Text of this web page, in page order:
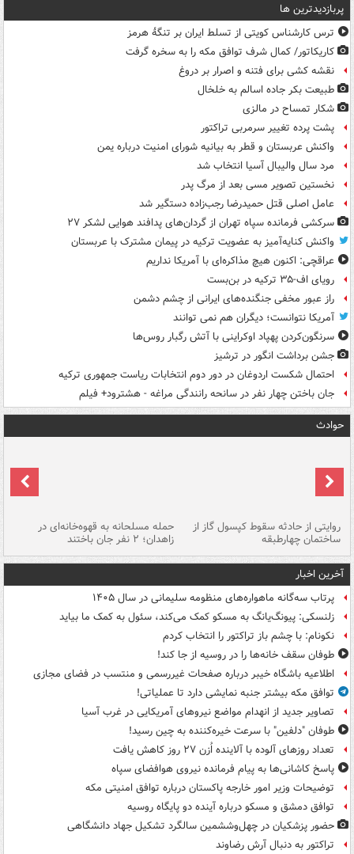
پربازدیدترین ها
ترس کارشناس کویتی از تسلط ایران بر تنگۀ هرمز
کاریکاتور/ کمال شرف توافق مکه را به سخره گرفت
نقشه کشی برای فتنه و اصرار بر دروغ
طبیعت بکر جاده اسالم به خلخال
شکار تمساح در مالزی
پشت پرده تغییر سرمربی تراکتور
واکنش عربستان و قطر به بیانیه شورای امنیت درباره یمن
مرد سال والیبال آسیا انتخاب شد
نخستین تصویر مسی بعد از مرگ پدر
عامل اصلی قتل حمیدرضا رجب‌زاده دستگیر شد
سرکشی فرمانده سپاه تهران از گردان‌های پدافند هوایی لشکر ۲۷
واکنش کنایه‌آمیز به عضویت ترکیه در پیمان مشترک با عربستان
عراقچی: اکنون هیچ مذاکره‌ای با آمریکا نداریم
رویای اف-۳۵ ترکیه در بن‌بست
راز عبور مخفی جنگنده‌های ایرانی از چشم دشمن
آمریکا نتوانست؛ دیگران هم نمی توانند
سرنگون‌کردن پهپاد اوکراینی با آتش رگبار روس‌ها
جشن برداشت انگور در ترشیز
احتمال شکست اردوغان در دور دوم انتخابات ریاست جمهوری ترکیه
جان باختن چهار نفر در سانحه رانندگی مراغه - هشترود+ فیلم
حوادث
روایتی از حادثه سقوط کپسول گاز از
ساختمان چهارطبقه
حمله مسلحانه به قهوه‌خانه‌ای در
زاهدان؛ ۲ نفر جان باختند
آخرین اخبار
پرتاب سه‌گانه ماهواره‌های منظومه سلیمانی در سال ۱۴۰۵
زلنسکی: پیونگ‌یانگ به مسکو کمک می‌کند، سئول به کمک ما بیاید
نکونام: با چشم باز تراکتور را انتخاب کردم
طوفان سقف خانه‌ها را در روسیه از جا ‌کند!
اطلاعیه باشگاه خیبر درباره صفحات غیررسمی و منتسب در فضای مجازی
توافق مکه بیشتر جنبه نمایشی دارد تا عملیاتی!
تصاویر جدید از انهدام مواضع نیروهای آمریکایی در غرب آسیا
طوفان "دلفین" با سرعت خیره‌کننده به چین رسید!
تعداد روزهای آلوده با آلاینده اُزن ۲۷ روز کاهش یافت
پاسخ کاشانی‌ها به پیام فرمانده نیروی هوافضای سپاه
توضیحات وزیر امور خارجه پاکستان درباره توافق امنیتی مکه
توافق دمشق و مسکو درباره آینده دو پایگاه روسیه
حضور پزشکیان در چهل‌وششمین سالگرد تشکیل جهاد دانشگاهی
تراکتور به دنبال آرش رضاوند